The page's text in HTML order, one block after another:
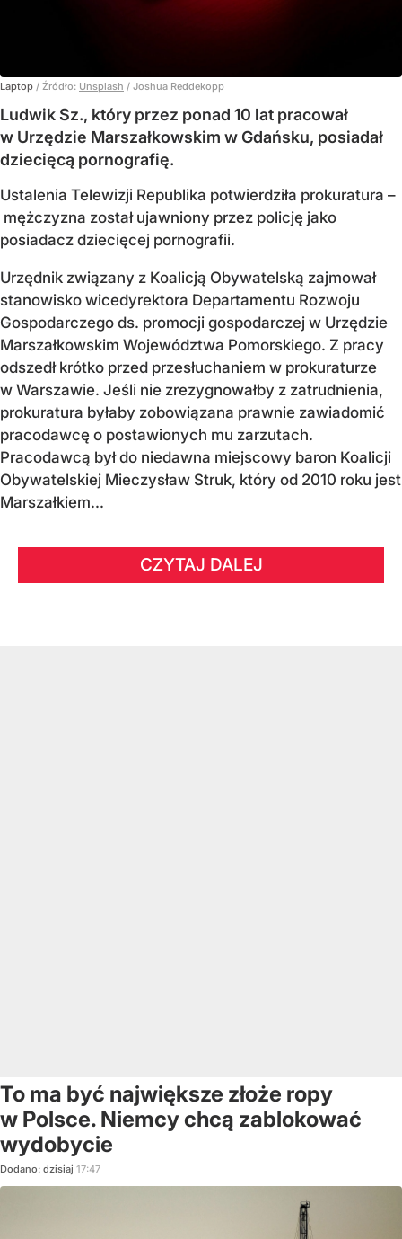
Laptop / Źródło: Unsplash / Joshua Reddekopp
Ludwik Sz., który przez ponad 10 lat pracował
w Urzędzie Marszałkowskim w Gdańsku, posiadał
dziecięcą pornografię.
Ustalenia Telewizji Republika potwierdziła prokuratura –
mężczyzna został ujawniony przez policję jako
posiadacz dziecięcej pornografii.
Urzędnik związany z Koalicją Obywatelską zajmował
stanowisko wicedyrektora Departamentu Rozwoju
Gospodarczego ds. promocji gospodarczej w Urzędzie
Marszałkowskim Województwa Pomorskiego. Z pracy
odszedł krótko przed przesłuchaniem w prokuraturze
w Warszawie. Jeśli nie zrezygnowałby z zatrudnienia,
prokuratura byłaby zobowiązana prawnie zawiadomić
pracodawcę o postawionych mu zarzutach.
Pracodawcą był do niedawna miejscowy baron Koalicji
Obywatelskiej Mieczysław Struk, który od 2010 roku jest
Marszałkiem...
CZYTAJ DALEJ
To ma być największe złoże ropy
w Polsce. Niemcy chcą zablokować
wydobycie
Dodano: dzisiaj 17:47